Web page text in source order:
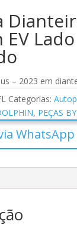
Lado
– 2023 em
Categorias:
, PEÇAS
WhatsApp